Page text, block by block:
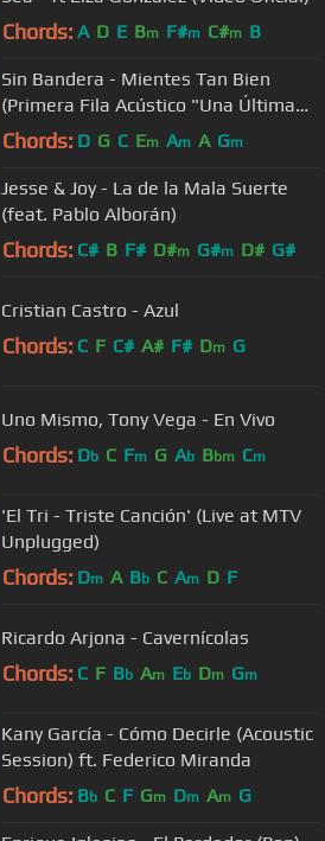
Chords: A D E Bm F#m C#m B
Sin Bandera - Mientes Tan Bien
(Primera Fila Acústico "Una Última
Vez - Encore")
Chords: D G C Em Am A Gm
Jesse & Joy - La de la Mala Suerte
(feat. Pablo Alborán)
Chords: C# B F# D#m G#m D# G#
Cristian Castro - Azul
Chords: C F C# A# F# Dm G
Uno Mismo, Tony Vega - En Vivo
Chords: Db C Fm G Ab Bbm Cm
'El Tri - Triste Canción' (Live at MTV
Unplugged)
Chords: Dm A Bb C Am D F
Ricardo Arjona - Cavernícolas
Chords: C F Bb Am Eb Dm Gm
Kany García - Cómo Decirle (Acoustic
Session) ft. Federico Miranda
Chords: Bb C F Gm Dm Am G